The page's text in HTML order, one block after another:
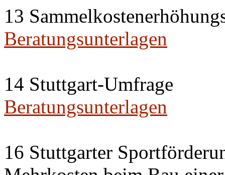
13
Beratungsunterlagen
14 Stuttgart-Umfrage
Beratungsunterlagen
16 Stuttgarter